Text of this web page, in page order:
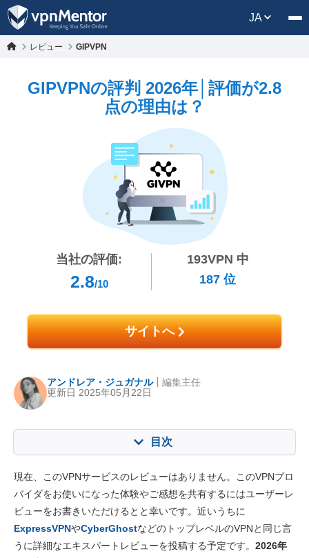
JA
レビュー GIPVPN
GIPVPNの評判 2026年│評価が2.8
点の理由は？
当社の評価:
2.8/10
193VPN 中
187位
サイトへ
アンドレア・ジュガナル
更新日 2025年05月22日
編集主任
目次
主な特徴 3.5
インストール・アプリ 5.3
価格
現在、このVPNサービスのレビューはありません。このVPNプロ
バイダをお使いになった体験やご感想を共有するにはユーザーレ
ビューをお書きいただけるとと幸いです。近いうちに
ExpressVPNやCyberGhostなどのトップレベルのVPNと同じ言
うに詳細なエキスパートレビューを投稿する予定です。 2026年